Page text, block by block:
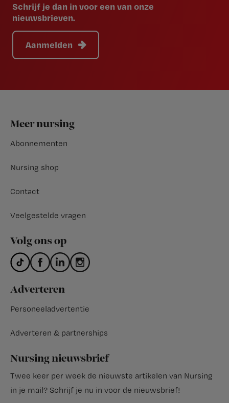
Schrijf je dan in voor een van onze
nieuwsbrieven.
Aanmelden
Footer
Meer nursing
Abonnementen
Nursing shop
Contact
Veelgestelde vragen
Volg ons op
Adverteren
Personeeladvertentie
Adverteren & partnerships
Nursing nieuwsbrief
Twee keer per week de nieuwste artikelen van Nursing
in je mail? Schrijf je nu in voor de nieuwsbrief!